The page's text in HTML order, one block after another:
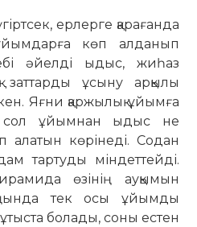
ерлерге қа­ра­ғанда
көп алданып
әйелді ыдыс, жиһаз
заттарды ұсыну арқылы
Яғни қаржылық ұйымға
сол ұйымнан ыдыс не
алатын көрінеді. Содан
тартуды міндеттейді.
өзінің ауқымын
тек осы ұйымды
болады, соны естен